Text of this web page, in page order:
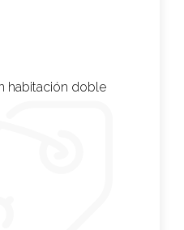
habitación doble